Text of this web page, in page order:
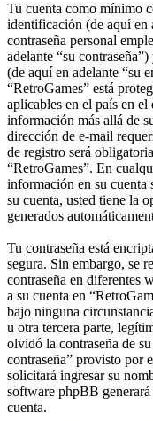
Tu cuenta como mínimo
identificación (de aquí en
contraseña personal
adelante “su
(de aquí en adelante “su
“RetroGames” está
aplicables en el país en
información más allá de
dirección de e-mail
de registro será
“RetroGames”. En
información en su cuenta
su cuenta, usted tiene la
generados
Tu contraseña está
segura. Sin embargo, se
contraseña en diferentes
a su cuenta en
bajo ninguna
u otra tercera parte,
olvidó la contraseña de
contraseña” provisto por
solicitará ingresar su
software phpBB generará
cuenta.